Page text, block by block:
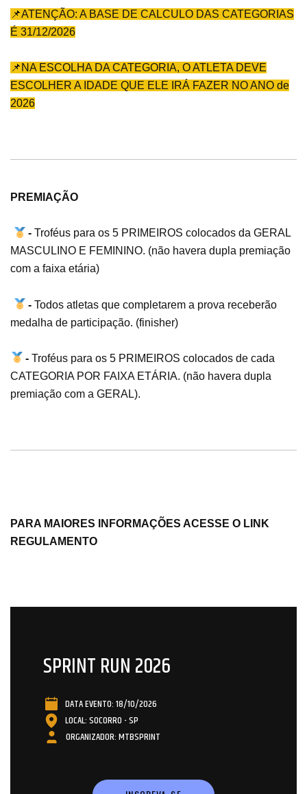
📌ATENÇÃO: A BASE DE CALCULO DAS CATEGORIAS
É 31/12/2026
📌 NA ESCOLHA DA CATEGORIA, O ATLETA DEVE
ESCOLHER A IDADE QUE ELE IRÁ FAZER NO ANO de
2026
PREMIAÇÃO
-Troféus para os 5 PRIMEIROS colocados da GERAL
MASCULINO E FEMININO. (não havera dupla premiação
com a faixa etária)
-Todos atletas que completarem a prova receberão
medalha de participação. (finisher)
-Troféus para os 5 PRIMEIROS colocados de cada
CATEGORIA POR FAIXA ETÁRIA. (não havera dupla
premiação com a GERAL).
PARA MAIORES INFORMAÇÕES ACESSE O LINK
REGULAMENTO
SPRINT RUN 2026
DATA EVENTO: 18/10/2026
LOCAL: SOCORRO - SP
ORGANIZADOR: MTBSPRINT